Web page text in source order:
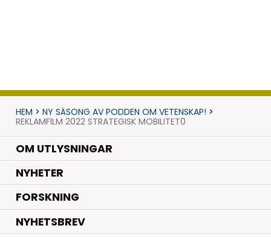
HEM > NY SÄSONG AV PODDEN OM VETENSKAP! >
REKLAMFILM 2022 STRATEGISK MOBILITET0
OM UTLYSNINGAR
NYHETER.
FORSKNING.
NYHETSBREV